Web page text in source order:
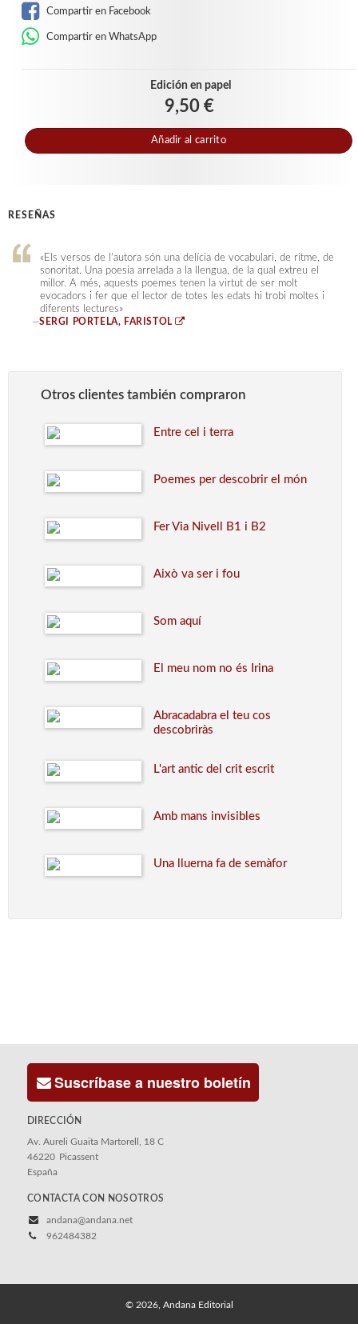
Compartir en Facebook
Compartir en WhatsApp
Edición en papel
9,50 €
Añadir al carrito
RESEÑAS
«Els versos de l’autora són una delícia de vocabulari, de ritme, de
sonoritat. Una poesia arrelada a la llengua, de la qual extreu el
millor. A més, aquests poemes tenen la virtut de ser molt
evocadors i fer que el lector de totes les edats hi trobi moltes i
diferents lectures»
—SERGI PORTELA, FARISTOL
Otros clientes también compraron
Entre cel i terra
Poemes per descobrir el món
Fer Via Nivell B1 i B2
Això va ser i fou
Som aquí
El meu nom no és Irina
Abracadabra el teu cos
descobriràs
L'art antic del crit escrit
Amb mans invisibles
Una lluerna fa de semàfor
Suscríbase a nuestro boletín
DIRECCIÓN
Av. Aureli Guaita Martorell, 18 C
46220 Picassent
España
CONTACTA CON NOSOTROS
andana@andana.net
962484382
© 2026, Andana Editorial